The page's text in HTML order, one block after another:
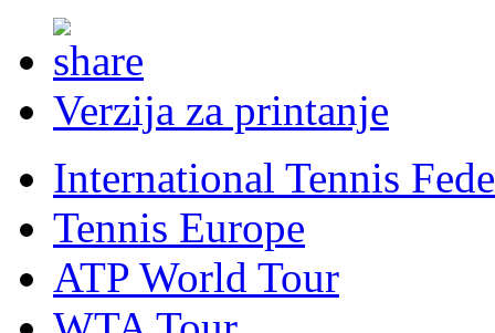
Verzija za printanje
International Tennis
Tennis Europe
ATP World Tour